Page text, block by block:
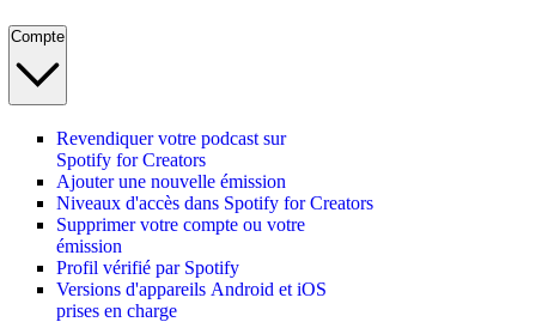
Compte
Revendiquer votre podcast sur
Spotify for Creators
Ajouter une nouvelle émission
Niveaux d'accès dans Spotify for Creators
Supprimer votre compte ou votre
émission
Profil vérifié par Spotify
Versions d'appareils Android et iOS
prises en charge